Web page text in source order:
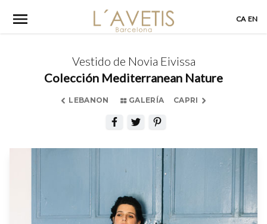
content
CA EN
Vestido de Novia Eivissa
Colección Mediterranean Nature
LEBANON GALERÍA CAPRI